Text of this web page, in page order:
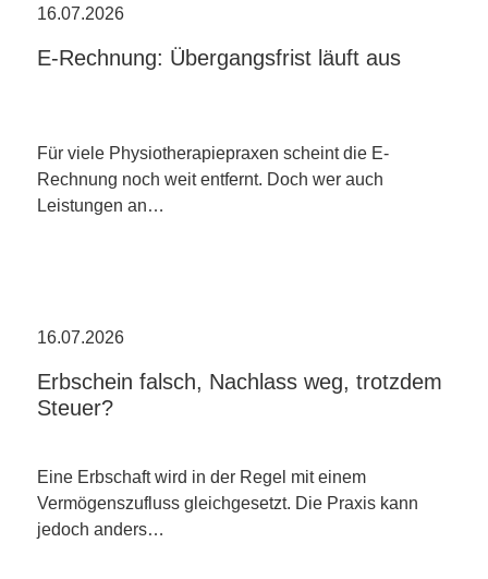
16.07.2026
E-Rechnung: Übergangsfrist läuft aus
Für viele Physiotherapiepraxen scheint die E-
Rechnung noch weit entfernt. Doch wer auch
Leistungen an…
16.07.2026
Erbschein falsch, Nachlass weg, trotzdem
Steuer?
Eine Erbschaft wird in der Regel mit einem
Vermögenszufluss gleichgesetzt. Die Praxis kann
jedoch anders…